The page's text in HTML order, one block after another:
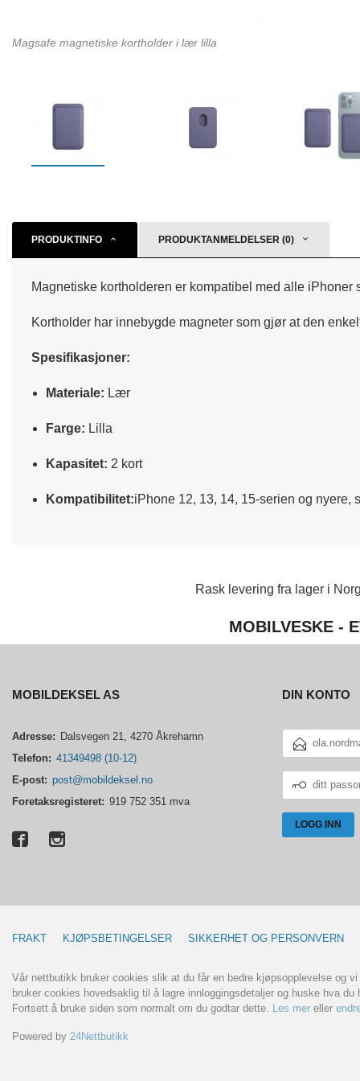
Magsafe magnetiske kortholder i lær lilla
PRODUKTINFO PRODUKTANMELDELSER (0)
Magnetiske kortholderen er kompatibel med alle
Kortholder har innebygde magneter som gjør at den
Spesifikasjoner:
Materiale: Lær
Farge: Lilla
Kapasitet: 2 kort
Kompatibilitet:iPhone 12, 13, 14, 15-serien og nyere,
Rask levering fra lager i
MOBILVESKE -
MOBILDEKSEL AS
Adresse: Dalsvegen 21, 4270 Åkrehamn
Telefon: 41349498 (10-12)
E-post: post@mobildeksel.no
Foretaksregisteret: 919 752 351 mva
DIN KONTO
POSTADRESSE
PASSORD
FRAKT KJØPSBETINGELSER SIKKERHET OG PERSONVERN
Vår nettbutikk bruker cookies slik at du får en bedre kjøpsopplevelse og
bruker cookies hovedsaklig til å lagre innloggingsdetaljer og huske hva du
Fortsett å bruke siden som normalt om du godtar dette.
Les mer eller
Powered by 24Nettbutikk